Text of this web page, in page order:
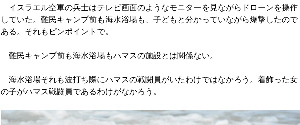
イスラエル空軍の兵士はテレビ画面のようなモニターを見ながらドローンを操作
していた。難民キャンプ前も海水浴場も、子どもと分かっていながら爆撃したので
ある。それもピンポイントで。
難民キャンプ前も海水浴場もハマスの施設とは関係ない。
海水浴場それも波打ち際にハマスの戦闘員がいたわけではなかろう。着飾った女
の子がハマス戦闘員であるわけがなかろう。